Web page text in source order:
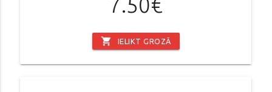
7.50€
shopping_cart IELIKT GROZĀ